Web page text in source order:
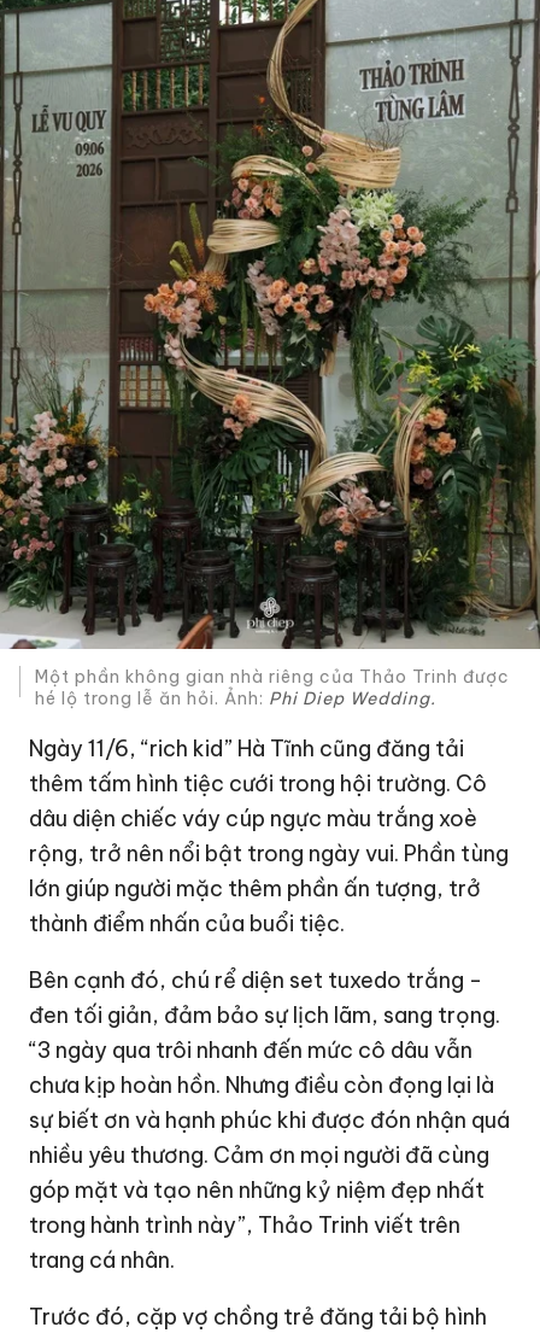
Một phần không gian nhà riêng của Thảo Trinh được
hé lộ trong lễ ăn hỏi. Ảnh: Phi Diep Wedding.
Ngày 11/6, “rich kid” Hà Tĩnh cũng đăng tải
thêm tấm hình tiệc cưới trong hội trường. Cô
dâu diện chiếc váy cúp ngực màu trắng xoè
rộng, trở nên nổi bật trong ngày vui. Phần tùng
lớn giúp người mặc thêm phần ấn tượng, trở
thành điểm nhấn của buổi tiệc.
Bên cạnh đó, chú rể diện set tuxedo trắng -
đen tối giản, đảm bảo sự lịch lãm, sang trọng.
“3 ngày qua trôi nhanh đến mức cô dâu vẫn
chưa kịp hoàn hồn. Nhưng điều còn đọng lại là
sự biết ơn và hạnh phúc khi được đón nhận quá
nhiều yêu thương. Cảm ơn mọi người đã cùng
góp mặt và tạo nên những kỷ niệm đẹp nhất
trong hành trình này”, Thảo Trinh viết trên
trang cá nhân.
Trước đó, cặp vợ chồng trẻ đăng tải bộ hình